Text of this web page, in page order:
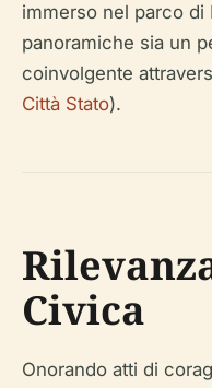
immerso nel parco di
panoramiche sia un
coinvolgente
Città Stato).
Civica
Onorando atti di